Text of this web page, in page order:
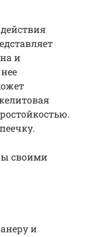
и
своими
и